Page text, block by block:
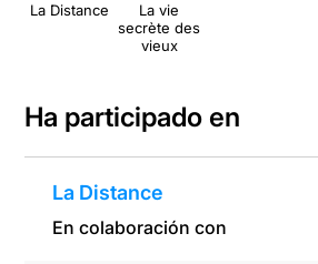
La Distance
La vie
secrète des
vieux
Ha participado en
La Distance
En colaboración con